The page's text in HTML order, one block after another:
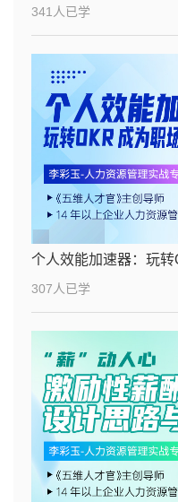
341人已学
个人效能加速器：玩转
307人已学